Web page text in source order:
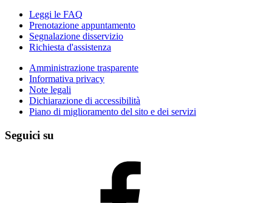
Leggi le FAQ
Prenotazione appuntamento
Segnalazione disservizio
Richiesta d'assistenza
Amministrazione trasparente
Informativa privacy
Note legali
Dichiarazione di accessibilità
Piano di miglioramento del sito e dei servizi
Seguici su